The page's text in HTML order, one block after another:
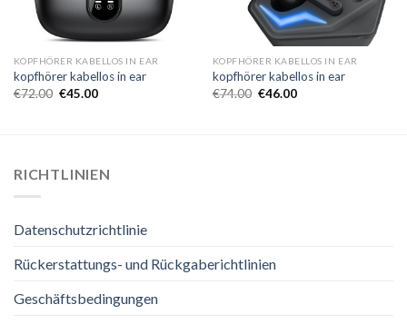
KOPFHÖRER KABELLOS IN EAR
kopfhörer kabellos in ear
€72.00 €45.00
KOPFHÖRER KABELLOS IN EAR
kopfhörer kabellos in ear
€74.00 €46.00
RICHTLINIEN
Datenschutzrichtlinie
Rückerstattungs- und Rückgaberichtlinien
Geschäftsbedingungen